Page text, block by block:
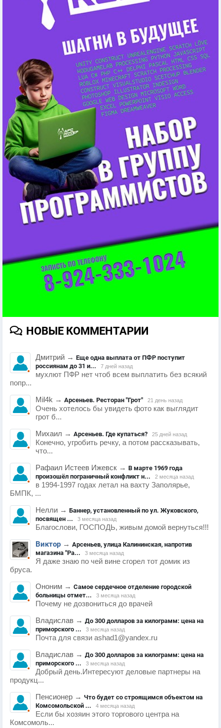
НОВЫЕ КОММЕНТАРИИ
Дмитрий → Еще одна выплата от ПФР поступит
россиянам до 31 и...
7 дней назад
мухлют ПФР нет чтоб всем выплатить без всякий
попр...
Mil4k → Арсеньев. Ресторан "Грот" 21 день назад
Очень хотелось бы увидеть фото как выглядит
грот б...
Михаил → Арсеньев. Где купаться? 25 дней назад
Конечно, угробить речку, а потом рассказывать,
что...
Рафаил Истеев Ижевск → В марте 1969 года
произошёл пограничный конфликт н...
2 месяца назад
в 1994-1997 годах летал на вахту Заполярье,
БМПК, ...
Нелли → Баннер, установленный по ул. Жуковского,
посвящен ...
3 месяца назад
Благослови, ГОСПОДЬ, живым домой вернуться!!!
Виктор → Арсеньев, улица Калининская, напротив
магазина "Ра...
3 месяца назад
Я даже знаю по чей вине сгорел тот домик из
бруса.
Ононим → Самое сердечное отделение городской
больницы отмет...
3 месяца назад
Почему не дозвониться до врачей
Владислав → До 300 долларов за килограмм: цена на
приморского ...
3 месяца назад
Почта для связи ashad1@yandex.ru
Владислав → До 300 долларов за килограмм: цена на
приморского ...
3 месяца назад
Добрый день.Интересуют деловые партнеры на
продукц...
Пенсионер → Что будет со строящимся объектом на
Комсомольской ...
4 месяца назад
Если бы хозяин этого торгового центра на
Комсомоль...